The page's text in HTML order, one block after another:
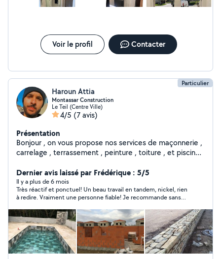
Voir le profil Contacter
Particulier
Haroun Attia
Montassar Construction
Le Teil (Centre Ville)
4/5 (7 avis)
Présentation
Bonjour , on vous propose nos services de maçonnerie ,
carrelage , terrassement , peinture , toiture , et piscines
Dernier avis laissé par Frédérique : 5/5
Il y a plus de 6 mois
Très réactif et ponctuel! Un beau travail en tandem, nickel, rien
à redire. Vraiment une personne fiable! Je recommande sans